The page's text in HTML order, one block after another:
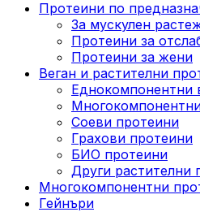
Протеини по
За мускулен
Протеини за
Протеини за жени
Веган и растителни
Еднокомпонентни
Соеви протеини
Грахови протеини
БИО протеини
Други растителни
Многокомпонентни
Гейнъри